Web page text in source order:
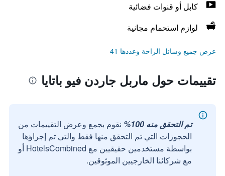
كابل أو قنوات فضائية
لوازم استحمام مجانية
عرض جميع وسائل الراحة وعددها 41
تقييمات حول ماربل جاردن فيو باتايا
تم التحقق منه 100%
نقوم بجمع وعرض التقييمات من
الحجوزات التي تم التحقق منها فقط والتي تم إجراؤها
بواسطة مستخدمين حقيقيين مع HotelsCombined أو
مع شركائنا الخارجيين الموثوقين.